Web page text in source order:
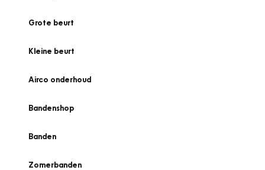
Grote beurt
Kleine beurt
Airco onderhoud
Bandenshop
Banden
Zomerbanden